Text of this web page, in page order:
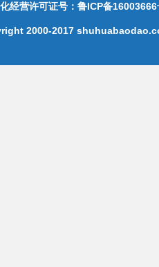
经营许可证号：鲁ICP备
2000-2017